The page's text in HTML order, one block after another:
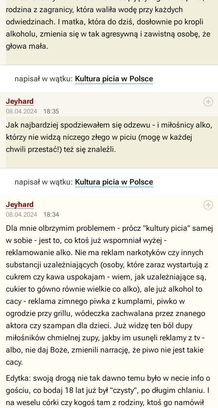
rodzina z zagranicy, która waliła wodę przy każdych
odwiedzinach. I matka, która do dziś, dosłownie po kropli
alkoholu, zmienia się w tak agresywną i zawistną osobę, że
głowa mała.
napisał w wątku: Kultura picia w Polsce
08.04.2024 18:35
Jeyhard
Jak najbardziej spodziewałem się odzewu - i miłośnicy alko,
którzy nie widzą niczego złego w piciu (mogę w każdej
chwili przestać!) też się znaleźli.
napisał w wątku: Kultura picia w Polsce
08.04.2024 18:34
Jeyhard
Dla mnie olbrzymim problemem - prócz "kultury picia" samej
w sobie - jest to, co ktoś już wspomniał wyżej -
reklamowanie alko. Nie ma reklam narkotyków czy innych
substancji uzależniających (osoby, które zaraz wystartują z
cukrem czy kawa uspokajam - wiem, jak uzależniające są,
cukier to gówno równie wielkie co alko), ale już alkohol to
cacy - reklama zimnego piwka z kumplami, piwko w
ogrodzie przy grillu, wódeczka zachwalana przez znanego
aktora czy szampan dla dzieci. Już widzę ten ból dupy
miłośników chmielnej zupy, jakby im usunęli reklamy z tv -
albo, nie daj Boże, zmienili narrację, że piwo nie jest takie
cacy.
Edytka: swoją drogą nie tak dawno temu było w necie info o
gościu, co bodaj 18 lat już był "czysty", po długim chlaniu. I
na weselu córki czy kogoś tam z rodziny, ktoś go namówił